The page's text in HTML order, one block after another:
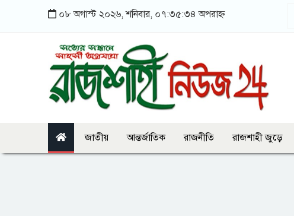
০৮ অগাস্ট ২০২৬, শনিবার, ০৭:৩৫:৩৪ অপরাহ্ন
জাতীয় আন্তর্জাতিক রাজনীতি রাজশাহী জুড়ে